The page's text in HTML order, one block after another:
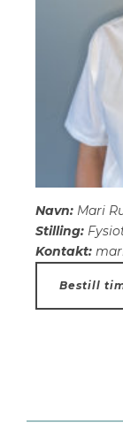
Navn: Mari
Stilling:
Kontakt:
Bestill